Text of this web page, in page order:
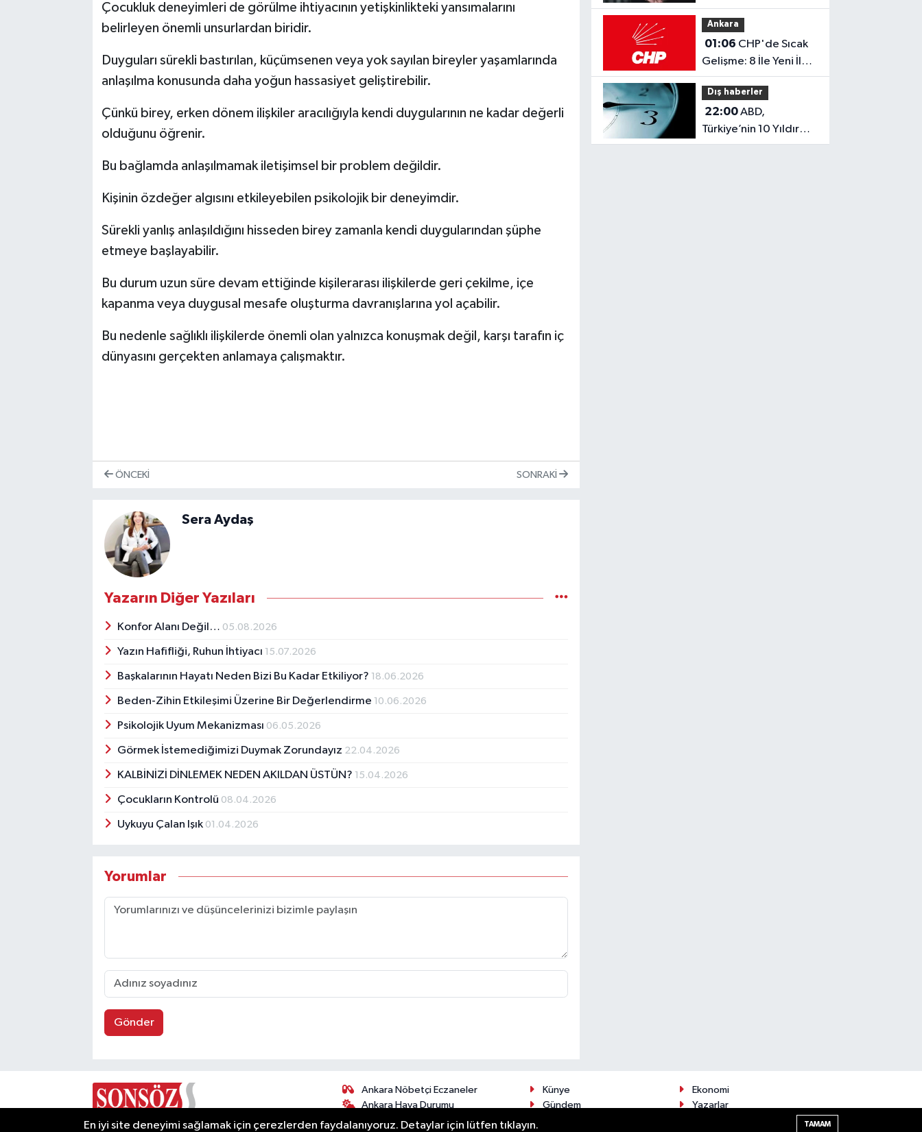
Çocukluk deneyimleri de görülme ihtiyacının yetişkinlikteki yansımalarını
belirleyen önemli unsurlardan biridir.
Duyguları sürekli bastırılan, küçümsenen veya yok sayılan bireyler yaşamlarında
anlaşılma konusunda daha yoğun hassasiyet geliştirebilir.
Çünkü birey, erken dönem ilişkiler aracılığıyla kendi duygularının ne kadar değerli
olduğunu öğrenir.
Bu bağlamda anlaşılmamak iletişimsel bir problem değildir.
Kişinin özdeğer algısını etkileyebilen psikolojik bir deneyimdir.
Sürekli yanlış anlaşıldığını hisseden birey zamanla kendi duygularından şüphe
etmeye başlayabilir.
Bu durum uzun süre devam ettiğinde kişilerarası ilişkilerde geri çekilme, içe
kapanma veya duygusal mesafe oluşturma davranışlarına yol açabilir.
Bu nedenle sağlıklı ilişkilerde önemli olan yalnızca konuşmak değil, karşı tarafın iç
dünyasını gerçekten anlamaya çalışmaktır.
ÖNCEKI SONRAKI
Sera Aydaş
Yazarın Diğer Yazıları
Konfor Alanı Değil… 05.08.2026
Yazın Hafifliği, Ruhun İhtiyacı 15.07.2026
Başkalarının Hayatı Neden Bizi Bu Kadar Etkiliyor? 18.06.2026
Beden-Zihin Etkileşimi Üzerine Bir Değerlendirme 10.06.2026
Psikolojik Uyum Mekanizması 06.05.2026
Görmek İstemediğimizi Duymak Zorundayız 22.04.2026
KALBİNİZİ DİNLEMEK NEDEN AKILDAN ÜSTÜN? 15.04.2026
Çocukların Kontrolü 08.04.2026
Uykuyu Çalan Işık 01.04.2026
Yorumlar
Gönder
Kişi Tutuklandı!
Ankara
01:06
Gelişme: 8 İle Yeni İl
Başkanı Atandı!
Dış haberler
22:00ABD,
Türkiye’nin 10 Yıldır
Uyguladığı Kalıcı Yaz
Ulusal haberin Ankara'dan yankılanan sesi: Sonsöz
Ankara Nöbetçi Eczaneler
Ankara Hava Durumu
Ankara Namaz Vakitleri
Künye
Ekonomi
Gündem
Yazarlar
En iyi site deneyimi sağlamak için çerezlerden faydalanıyoruz. Detaylar için lütfen tıklayın. TAMAM